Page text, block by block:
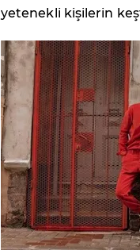
yetenekli kişilerin